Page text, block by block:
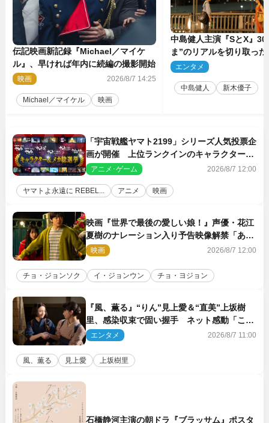
伝記映画新記録『Michael／マイケ
ル』、早ければ年内に続編の撮影開始
映画 2026/8/7 14:25
Michael／マイケル 映画
中島健人主演『SとX』30
ま”のリアルを切り取っ
5点解禁
エンタメ
中島健人 新木優子
「宇宙戦艦ヤマト2199」シリーズ人気投票企
画が開催 上位ランクインのキャラクター＆
メカは新規描き下ろしイラストを制作
アニメ･ゲーム 2026/8/7 12:00
ヤマトよ永遠に REBEL... アニメ 映画
映画『世界で最後の愛しい娘！』声優・花江
夏樹のナレーション入り予告映像解禁「あふ
れ出る温かさに涙が止まらない！」
映画 2026/8/7 12:00
チョ・ジョンソク イ・ジョンウン チョ・ヨジョン
『風、薫る』“りん”見上愛＆“直美”上坂樹
里、感染収束で固い握手 ネット感動「この
バディは最強」「アツい」
エンタメ 2026/8/7 11:00
風、薫る 見上愛 上坂樹里
石橋静河主演の朝ドラ『ブラッサム』ポスタ